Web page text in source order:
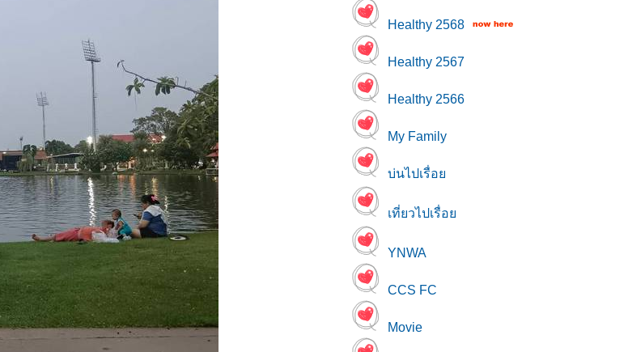
Healthy 2568
Healthy 2567
Healthy 2566
My Family
บ่นไปเรื่อ
เที่ยวไปเรื่อ
YNWA
CCS FC
Movie